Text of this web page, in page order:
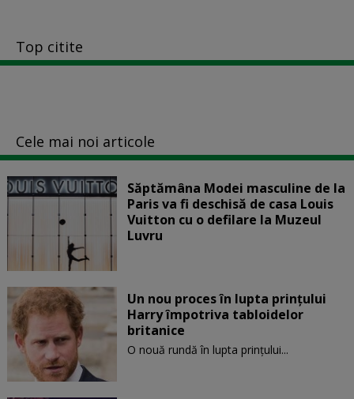
Top citite
Cele mai noi articole
Săptămâna Modei masculine de la
Paris va fi deschisă de casa Louis
Vuitton cu o defilare la Muzeul
Luvru
Un nou proces în lupta prinţului
Harry împotriva tabloidelor
britanice
O nouă rundă în lupta prinţului...